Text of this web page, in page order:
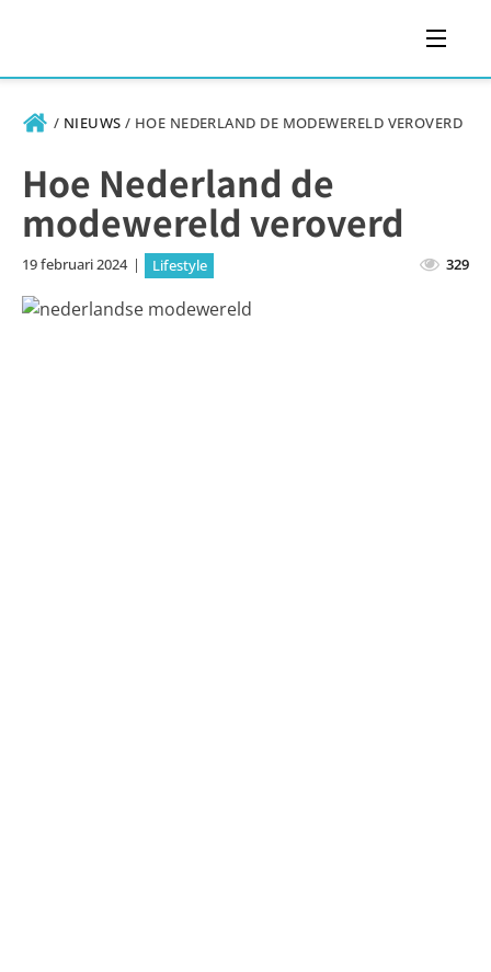
/ NIEUWS / HOE NEDERLAND DE MODEWERELD VEROVERD
Hoe Nederland de
modewereld veroverd
19 februari 2024 | Lifestyle 329